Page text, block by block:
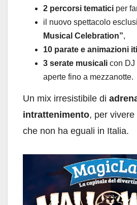
2 percorsi tematici per
il nuovo spettacolo
Musical Celebration”,
10 parate e animazioni
3 serate musicali con DJ
aperte fino a mezzanotte.
Un mix irresistibile di
intrattenimento, per vivere
che non ha eguali in Italia.